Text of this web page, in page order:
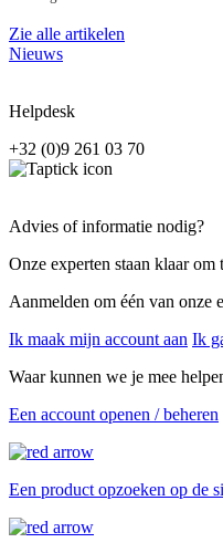
Zie alle artikelen
Nieuws
Helpdesk
+32 (0)9 261 03 70
Advies of informatie nodig?
Onze experten staan klaar om
Aanmelden om één van onze
Ik maak mijn account aan Ik
Waar kunnen we je mee
Een account openen / beheren
Een product opzoeken op de